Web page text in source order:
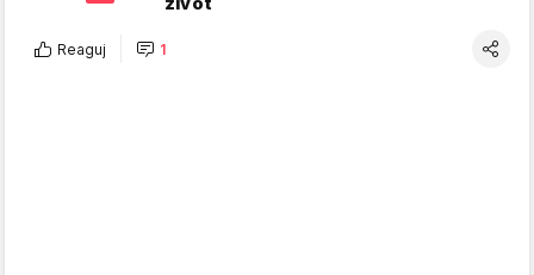
Reaguj 1